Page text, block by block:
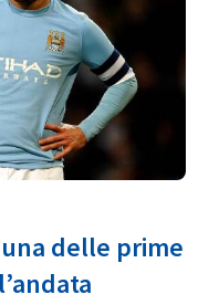
delle prime